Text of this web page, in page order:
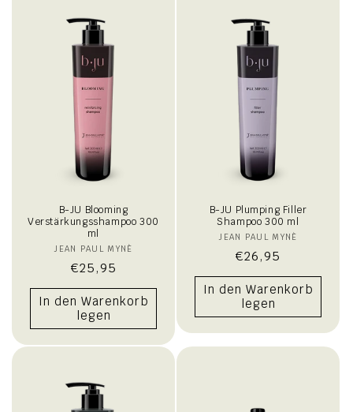
B-JU Blooming
Verstärkungsshampoo 300
ml
Anbieter:
JEAN PAUL MYNÈ
Normaler
Preis
€25,95
In den Warenkorb
legen
B-JU Plumping Filler
Shampoo 300 ml
Anbieter:
JEAN PAUL MYNÈ
Normaler
Preis
€26,95
In den Warenkorb
legen